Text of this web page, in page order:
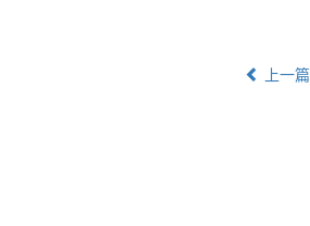
上一篇